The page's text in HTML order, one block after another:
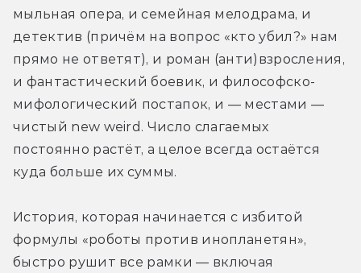
мыльная опера, и семейная мелодрама, и
детектив (причём на вопрос «кто убил?» нам
прямо не ответят), и роман (анти)взросления,
и фантастический боевик, и философско-
мифологический постапок, и — местами —
чистый new weird. Число слагаемых
постоянно растёт, а целое всегда остаётся
куда больше их суммы.
История, которая начинается с избитой
формулы «роботы против инопланетян»,
быстро рушит все рамки — включая